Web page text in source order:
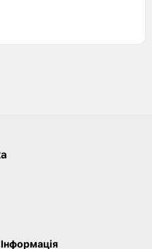
Інформація